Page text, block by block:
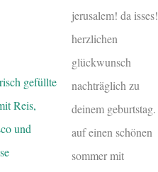
jerusalem! da isses!
herzlichen
glückwunsch
nachträglich zu
deinem geburtstag.
auf einen schönen
sommer mit